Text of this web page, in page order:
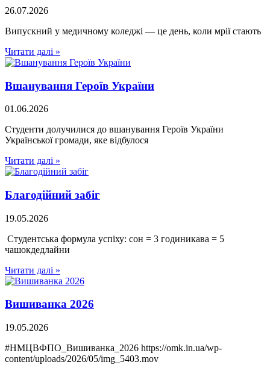
26.07.2026
Випускний у медичному коледжі — це день, коли мрії стають
Читати далі »
Вшанування Героїв України
01.06.2026
Студенти долучилися до вшанування Героїв України
Української громади, яке відбулося
Читати далі »
Благодійний забіг
19.05.2026
Студентська формула успіху: сон = 3 годиникава = 5
чашокдедлайни
Читати далі »
Вишиванка 2026
19.05.2026
#НМЦВФПО_Вишиванка_2026 https://omk.in.ua/wp-
content/uploads/2026/05/img_5403.mov